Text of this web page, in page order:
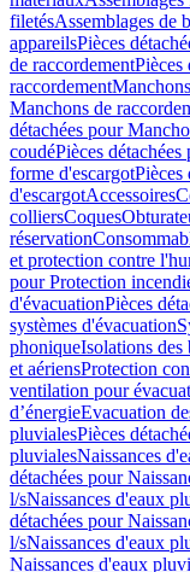
filetésAssemblages de
appareilsPièces
de raccordementPièces
raccordement
Manchons de
détachées pour
coudéPièces
forme d'escargotPièces
d'escargotAccessoires
colliersCoques
réservation
et protection contre
pour Protection
d'évacuationPièces
systèmes d'évacuation
phoniqueIsolations des
et aériensProtection
ventilation pour
d’énergieEvacuation
pluvialesPièces
pluvialesNaissances
détachées pour
l/sNaissances d'eaux
détachées pour
l/sNaissances d'eaux
Naissances d'eaux